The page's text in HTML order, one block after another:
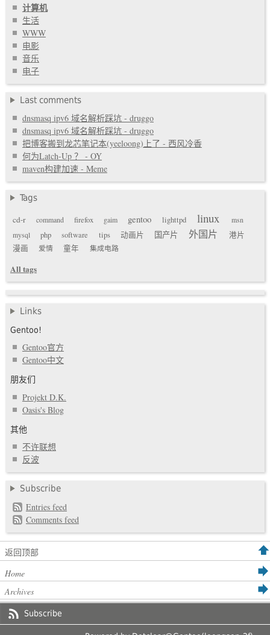
计算机
生活
WWW
电影
音乐
电子
Last comments
dnsmasq ipv6 域名解析踩坑 - druggo
dnsmasq ipv6 域名解析踩坑 - druggo
把博客搬到龙芯笔记本(yeeloong)上了 - 西风冷香
何为Latch-Up ？ - OY
maven构建加速 - Meme
Tags
cd-r
command firefox gaim gentoo lighttpd linux
msn
mysql
php software tips 动画片 国产片 外国片
港片
漫画
爱情 童年 集成电路
All tags
Links
Gentoo!
Gentoo官方
Gentoo中文
朋友们
Projekt D.K.
Oasis's Blog
其他
不许联想
反波
Subscribe
Entries feed
Comments feed
返回顶部
Home
Archives
Subscribe